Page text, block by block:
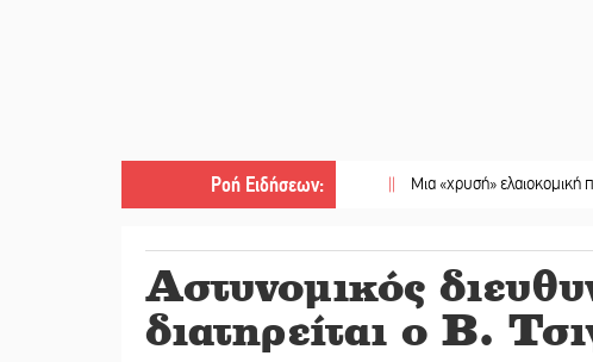
Ροή Ειδήσεων:
|| Μια «χρυσή» ελαιοκομική προοπτική
Αστυνομικός
διατηρείται ο Β.